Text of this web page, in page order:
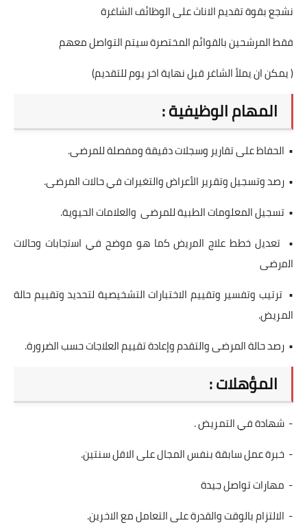
نشجع بقوة تقديم الاناث على الوظائف الشاغرة
فقط المرشحين بالقوائم المختصرة سيتم التواصل معهم
( يمكن ان يملأ الشاغر قبل نهاية اخر يوم للتقديم)
المهام الوظيفية :
• الحفاظ على تقارير وسجلات دقيقة ومفصلة للمرضى.
• رصد وتسجيل وتقرير الأعراض والتغيرات في حالات المرضى.
• تسجيل المعلومات الطبية للمرضى والعلامات الحيوية.
• تعدﯾل ﺧطط ﻋﻼج اﻟﻣرﯾض ﮐﻣﺎ ھو ﻣوﺿﺢ ﻓﻲ اﺳﺗﺟﺎﺑﺎت وحالات
اﻟﻣرﺿﯽ
• ترتيب وتفسير وتقييم الاختبارات التشخيصية لتحديد وتقييم حالة
المريض.
• رصد حالة المرضى والتقدم وإعادة تقييم العلاجات حسب الضرورة.
المؤهلات :
- شهادة في التمريض .
- خبرة عمل سابقة بنفس المجال على الاقل سنتين.
- مهارات تواصل جيدة
- الالتزام بالوقت والقدرة على التعامل مع الاخرين.